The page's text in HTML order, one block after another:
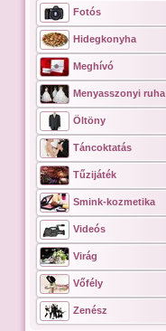
Fotós
Hidegkonyha
Meghívó
Menyasszonyi ruha
Öltöny
Táncoktatás
Tűzijáték
Smink-kozmetika
Videós
Virág
Vőfély
Zenész